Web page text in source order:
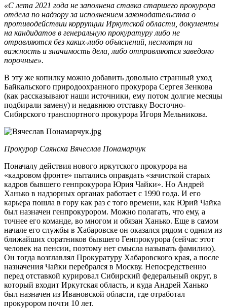
«С лета 2021 года не заполнена ставка старшего прокурора
отдела по надзору за исполнением законодательства о
противодействии коррупции Иркутской области, документы
на кандидатов в генеральную прокуратуру либо не
отравляются без каких-либо объяснений, несмотря на
важность и значимость дела, либо отправляются заведомо
порочные».
В эту же копилку можно добавить довольно странный уход
Байкальского природоохранного прокурора Сергея Зенкова
(как рассказывают наши источники, ему потом долгие месяцы
подбирали замену) и недавнюю отставку Восточно-
Сибирского транспортного прокурора Игоря Мельникова.
Прокурор Саянска Вячеслав Понамарчук
Поначалу действия нового иркутского прокурора на
«кадровом фронте» пытались оправдать «зачисткой старых
кадров бывшего генпрокурора Юрия Чайки». Но Андрей
Ханько в надзорных органах работает с 1990 года. И его
карьера пошла в гору как раз с того времени, как Юрий Чайка
был назначен генпрокурором. Можно полагать, что ему, а
точнее его команде, во многом и обязан Ханько. Еще в самом
начале его службы в Хабаровске он оказался рядом с одним из
ближайших соратников бывшего Генпрокурора (сейчас этот
человек на пенсии, поэтому нет смысла называть фамилию).
Он тогда возглавлял Прокуратуру Хабаровского края, а после
назначения Чайки перебрался в Москву. Непосредственно
перед отставкой курировал Сибирский федеральный округ, в
который входит Иркутская область, и куда Андрей Ханько
был назначен из Ивановской области, где отработал
прокурором почти 10 лет.